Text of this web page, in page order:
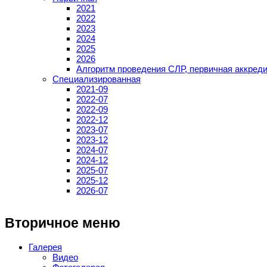
2021
2022
2023
2024
2025
2026
Алгоритм проведения СЛР, первичная
Специализированная
2021-09
2022-07
2022-09
2022-12
2023-07
2023-12
2024-07
2024-12
2025-07
2025-12
2026-07
Вторичное меню
Галерея
Видео